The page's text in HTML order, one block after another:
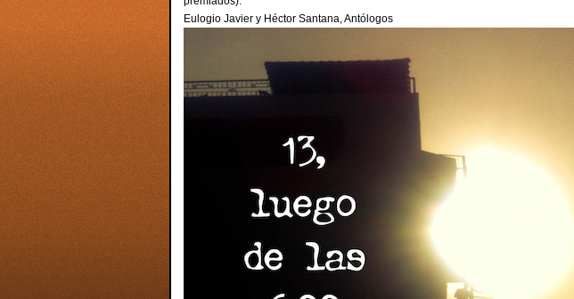
Eulogio Javier y Héctor Santana, Antólogos